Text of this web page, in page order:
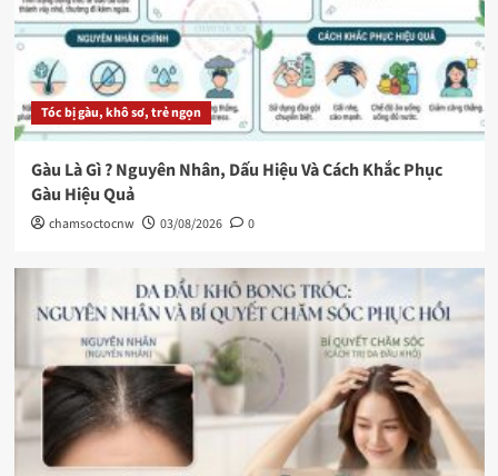
Tóc bị gàu, khô sơ, trẻ ngọn
Gàu Là Gì ? Nguyên Nhân, Dấu Hiệu Và Cách Khắc Phục
Gàu Hiệu Quả
chamsoctocnw 03/08/2026 0